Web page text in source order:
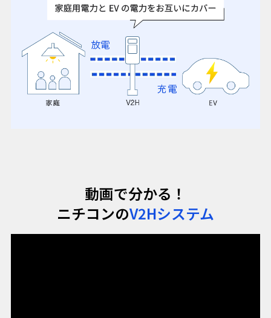
動画で分かる！
ニチコンのV2Hシステム